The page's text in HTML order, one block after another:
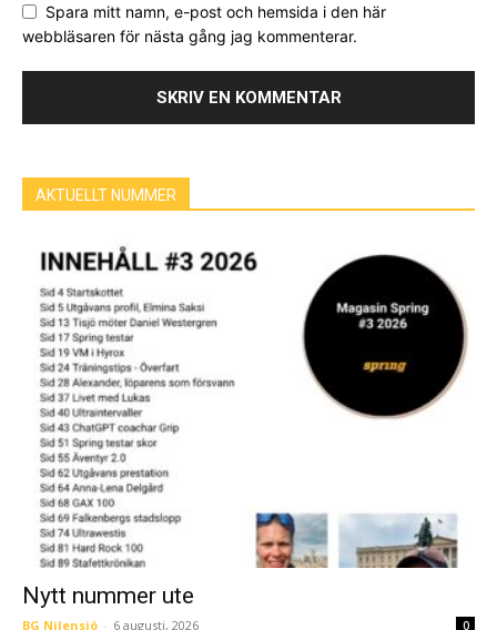
Spara mitt namn, e-post och hemsida i den här
webbläsaren för nästa gång jag kommenterar.
AKTUELLT NUMMER
Nytt nummer ute
BG Nilensjö - 6 augusti, 2026 0